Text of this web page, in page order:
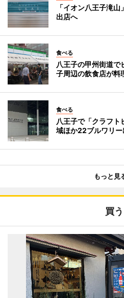
「イオン八王子滝
出店へ
食べる
八王子の甲州街道
子周辺の飲食店が料
食べる
八王子で「クラフ
域ほか22ブルワリー
もっと見
買う